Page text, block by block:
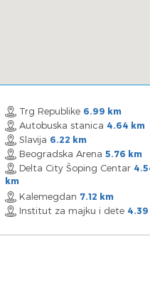
Trg Republike 6.99 km
Autobuska stanica 4.64 km
Slavija 6.22 km
Beogradska Arena 5.76 km
Delta City Šoping Centar
km
Kalemegdan 7.12 km
Institut za majku i dete 4.39